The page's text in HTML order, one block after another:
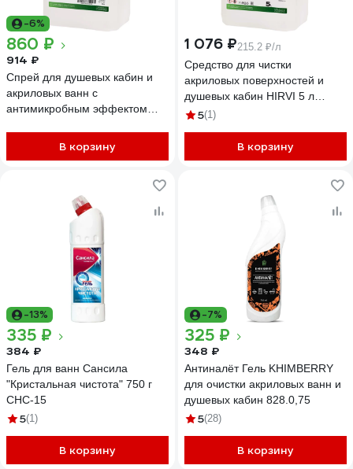
-6%
860 ₽
914 ₽
Спрей для душевых кабин и
акриловых ванн с
антимикробным эффектом
В корзину
1 076 ₽215.2 ₽/л
Средство для чистки
акриловых поверхностей и
душевых кабин HIRVI 5 л
317а713
5(1)
В корзину
-13%
335 ₽
384 ₽
Гель для ванн Сансила
"Кристальная чистота" 750 г
СНС-15
5(1)
В корзину
-7%
325 ₽
348 ₽
Антиналёт Гель KHIMBERRY
для очистки акриловых ванн и
душевых кабин 828.0,75
5(28)
В корзину